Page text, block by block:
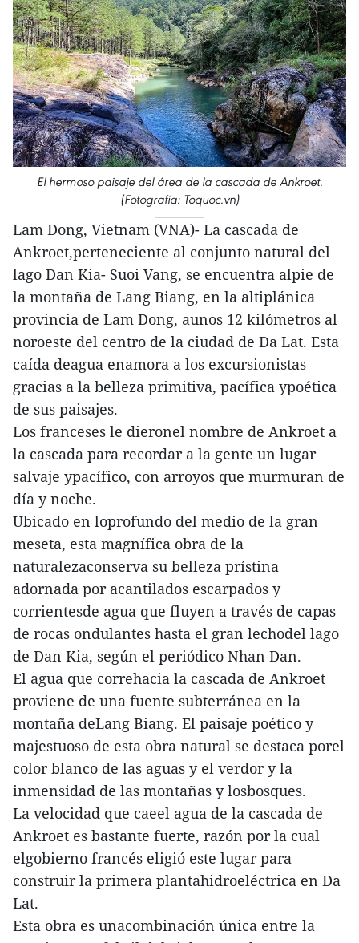
El hermoso paisaje del área de la cascada de Ankroet.
(Fotografía: Toquoc.vn)
Lam Dong, Vietnam (VNA)- La cascada de
Ankroet,perteneciente al conjunto natural del
lago Dan Kia- Suoi Vang, se encuentra alpie de
la montaña de Lang Biang, en la altiplánica
provincia de Lam Dong, aunos 12 kilómetros al
noroeste del centro de la ciudad de Da Lat. Esta
caída deagua enamora a los excursionistas
gracias a la belleza primitiva, pacífica ypoética
de sus paisajes.
Los franceses le dieronel nombre de Ankroet a
la cascada para recordar a la gente un lugar
salvaje ypacífico, con arroyos que murmuran de
día y noche.
Ubicado en loprofundo del medio de la gran
meseta, esta magnífica obra de la
naturalezaconserva su belleza prístina
adornada por acantilados escarpados y
corrientesde agua que fluyen a través de capas
de rocas ondulantes hasta el gran lechodel lago
de Dan Kia, según el periódico Nhan Dan.
El agua que correhacia la cascada de Ankroet
proviene de una fuente subterránea en la
montaña deLang Biang. El paisaje poético y
majestuoso de esta obra natural se destaca porel
color blanco de las aguas y el verdor y la
inmensidad de las montañas y losbosques.
La velocidad que caeel agua de la cascada de
Ankroet es bastante fuerte, razón por la cual
elgobierno francés eligió este lugar para
construir la primera plantahidroeléctrica en Da
Lat.
Esta obra es unacombinación única entre la